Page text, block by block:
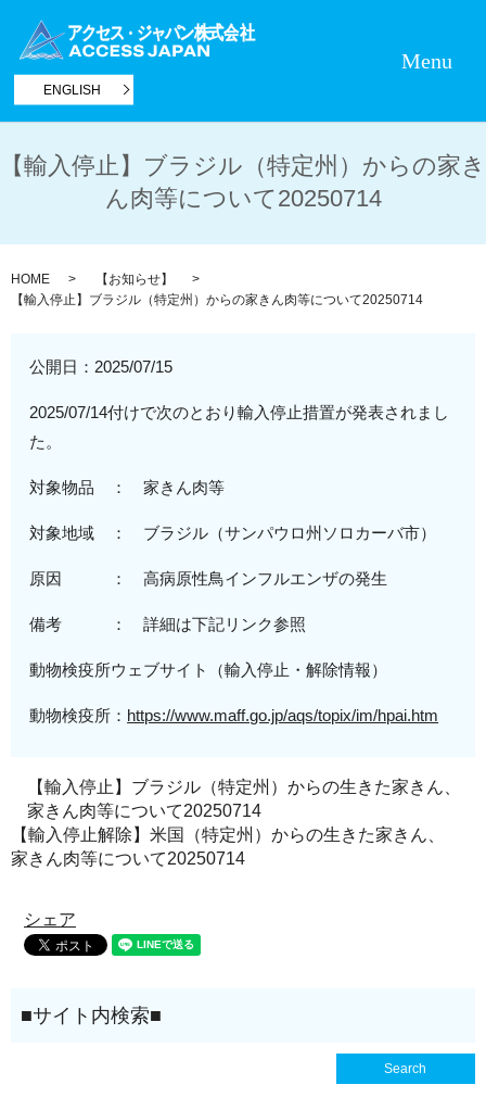
ENGLISH
Menu
【輸入停止】ブラジル（特定州）からの家き
ん肉等について20250714
HOME
【お知らせ】
【輸入停止】ブラジル（特定州）からの家きん肉等について20250714
公開日： 2025/07/15
2025/07/14付けで次のとおり輸入停止措置が発表されまし
た。
対象物品 ： 家きん肉等
対象地域 ： ブラジル（サンパウロ州ソロカーバ市）
原因 ：高病原性鳥インフルエンザの発生
備考 ： 詳細は下記リンク参照
動物検疫所ウェブサイト（輸入停止・解除情報）
動物検疫所： https://www.maff.go.jp/aqs/topix/im/hpai.htm
【輸入停止】ブラジル（特定州）からの生きた家きん、
家きん肉等について20250714
【輸入停止解除】米国（特定州）からの生きた家きん、
家きん肉等について20250714
シェア